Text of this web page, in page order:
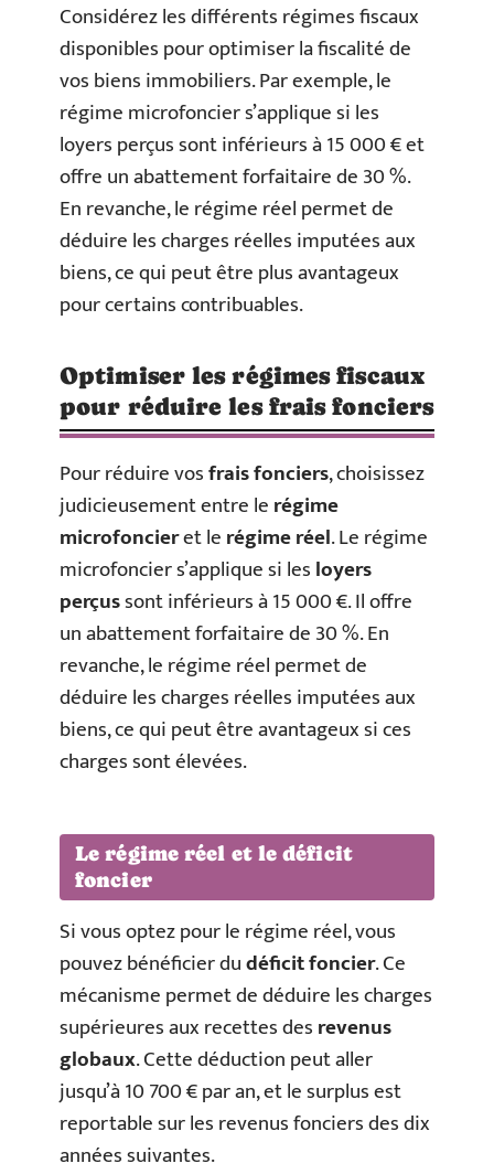
Considérez les différents régimes fiscaux
disponibles pour optimiser la fiscalité de
vos biens immobiliers. Par exemple, le
régime microfoncier s’applique si les
loyers perçus sont inférieurs à 15 000 € et
offre un abattement forfaitaire de 30 %.
En revanche, le régime réel permet de
déduire les charges réelles imputées aux
biens, ce qui peut être plus avantageux
pour certains contribuables.
Optimiser les régimes fiscaux
pour réduire les frais fonciers
Pour réduire vosfrais fonciers, choisissez
judicieusement entre lerégime
microfoncieret lerégime réel. Le régime
microfoncier s’applique si lesloyers
perçussont inférieurs à 15 000 €. Il offre
un abattement forfaitaire de 30 %. En
revanche, le régime réel permet de
déduire les charges réelles imputées aux
biens, ce qui peut être avantageux si ces
charges sont élevées.
Le régime réel et le déficit
foncier
Si vous optez pour le régime réel, vous
pouvez bénéficier dudéficit foncier. Ce
mécanisme permet de déduire les charges
supérieures aux recettes desrevenus
globaux. Cette déduction peut aller
jusqu’à 10 700 € par an, et le surplus est
reportable sur les revenus fonciers des dix
années suivantes.